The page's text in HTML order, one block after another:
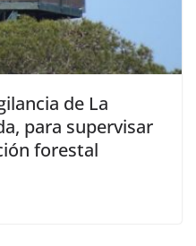
de La
para supervisar
forestal